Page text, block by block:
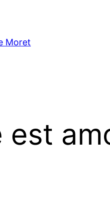
Moret
est